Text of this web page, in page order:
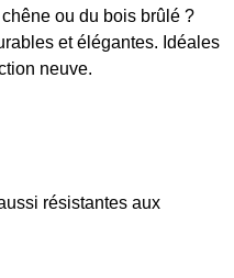
ou du bois brûlé ?
et élégantes. Idéales
neuve.
résistantes aux